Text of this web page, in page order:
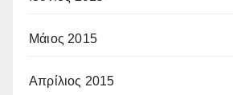
Μάιος 2015
Απρίλιος 2015